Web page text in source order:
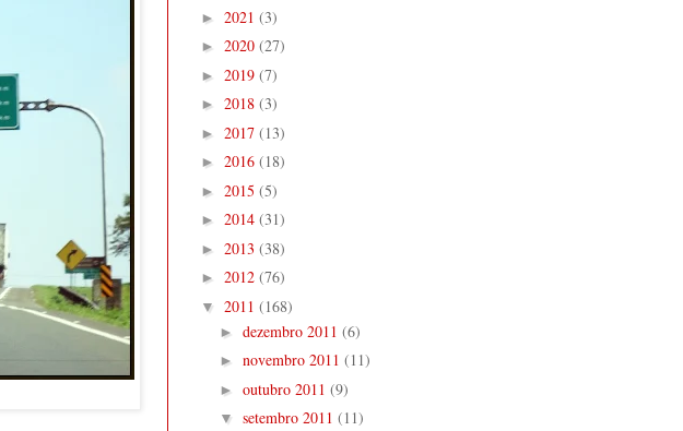
► 2021 (3)
► 2020 (27)
► 2019 (7)
► 2018 (3)
► 2017 (13)
► 2016 (18)
► 2015 (5)
► 2014 (31)
► 2013 (38)
► 2012 (76)
▼ 2011 (168)
► dezembro 2011 (6)
► novembro 2011 (11)
► outubro 2011 (9)
▼ setembro 2011 (11)